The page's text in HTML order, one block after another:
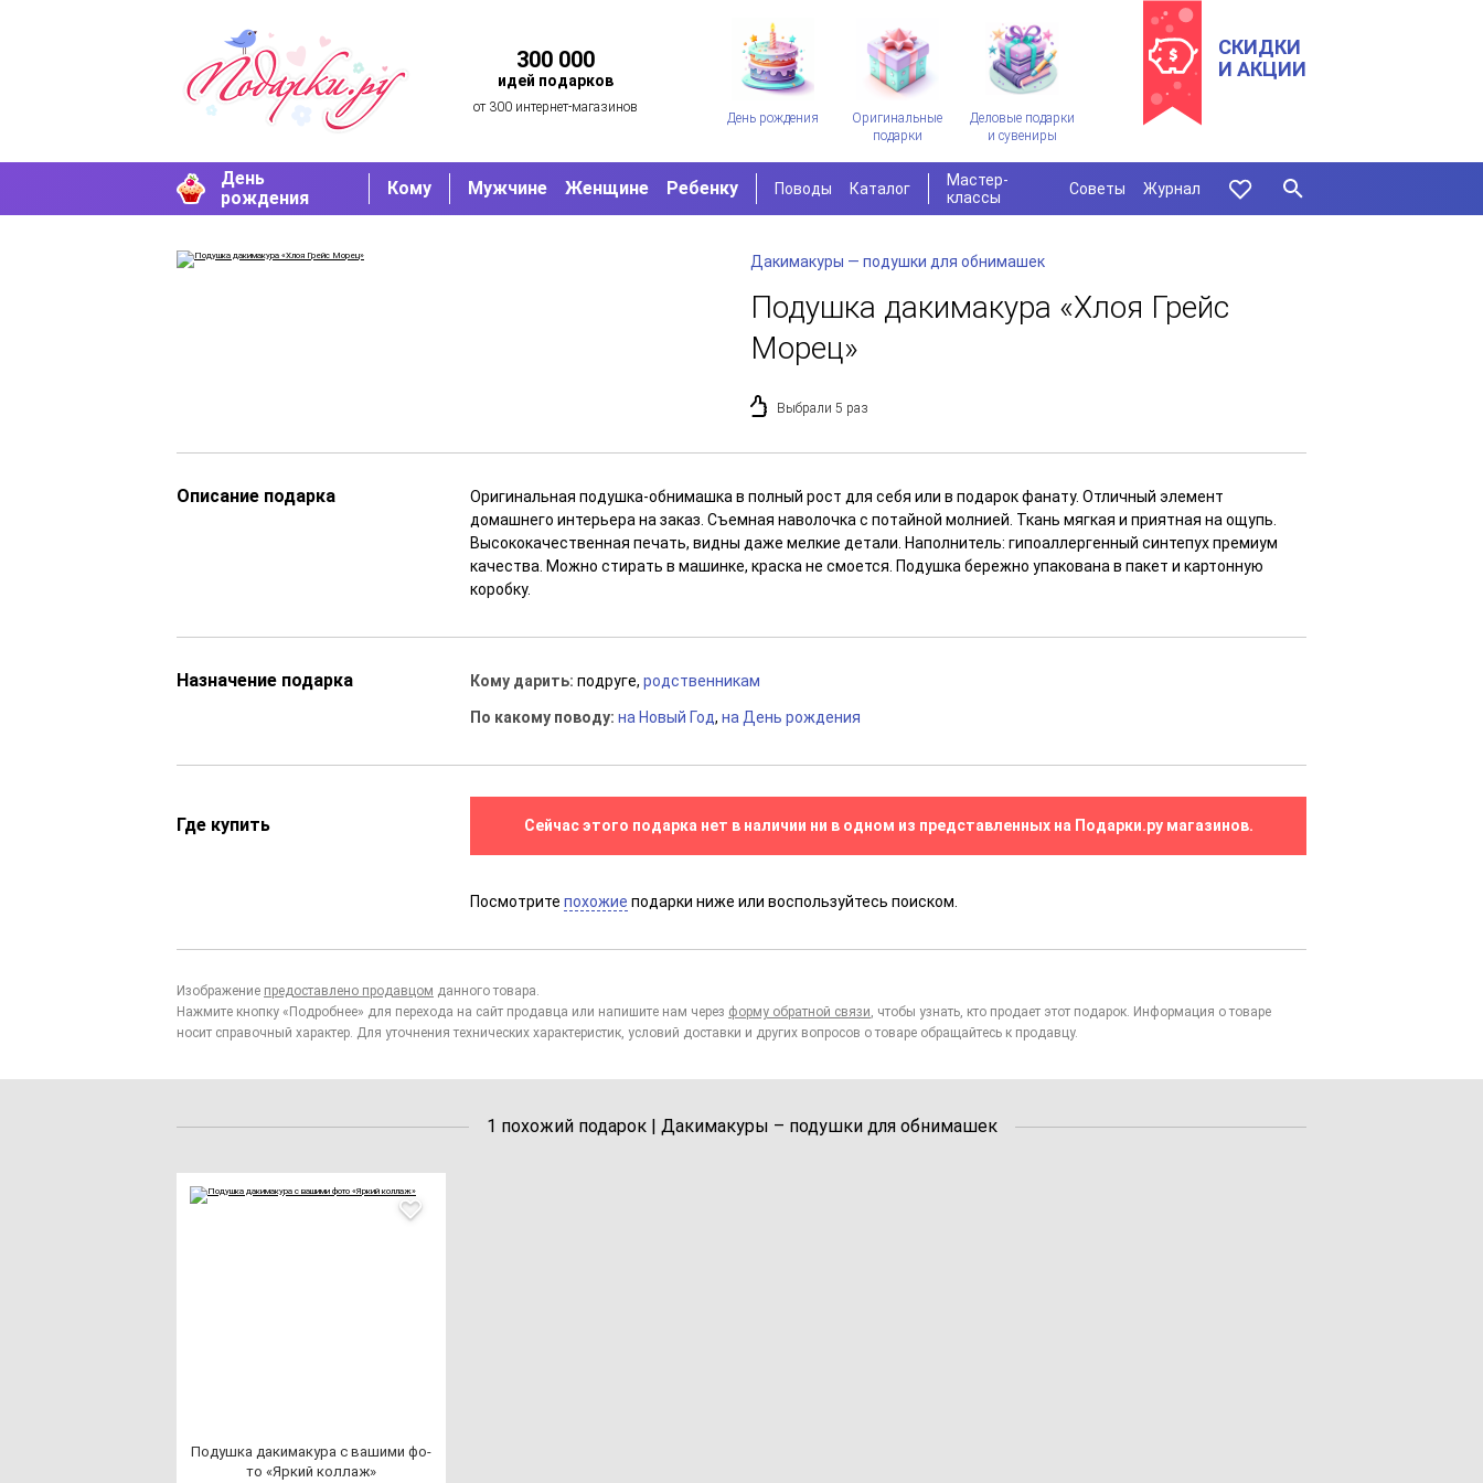
300 000
идей подарков
от 300 интернет-магазинов
День рождения
Оригинальные
подарки
Деловые подарки
и сувениры
СКИДКИ
И АКЦИИ
День
рождения
Кому Мужчине Женщине Ребенку Поводы Каталог
Мастер-
классы
Советы Журнал
Дакимакуры — подушки для обнимашек
Подушка дакимакура «Хлоя Грейс
Морец»
Выбрали 5 раз
Описание подарка
Оригинальная подушка-обнимашка в полный рост для себя или в подарок фанату. Отличный элемент
домашнего интерьера на заказ. Съемная наволочка с потайной молнией. Ткань мягкая и приятная на ощупь.
Высококачественная печать, видны даже мелкие детали. Наполнитель: гипоаллергенный синтепух премиум
качества. Можно стирать в машинке, краска не смоется. Подушка бережно упакована в пакет и картонную
коробку.
Назначение подарка Кому дарить:подруге,родственникам
По какому поводу:на Новый Год,на День рождения
Где купить Сейчас этого подарка нет в наличии ни в одном из представленных на Подарки.ру магазинов.
Посмотритепохожие подарки ниже или воспользуйтесь поиском.
Изображение предоставлено продавцом данного товара.
Нажмите кнопку «Подробнее» для перехода на сайт продавца или напишите нам через форму обратной связи, чтобы узнать, кто продает этот подарок. Информация о товаре
носит справочный характер. Для уточнения технических характеристик, условий доставки и других вопросов о товаре обращайтесь к продавцу.
1 похожий подарок | Дакимакуры – подушки для обнимашек
Подуш­ка да­ки­ма­ку­ра с ва­ши­ми фо­
то «Яркий кол­лаж»